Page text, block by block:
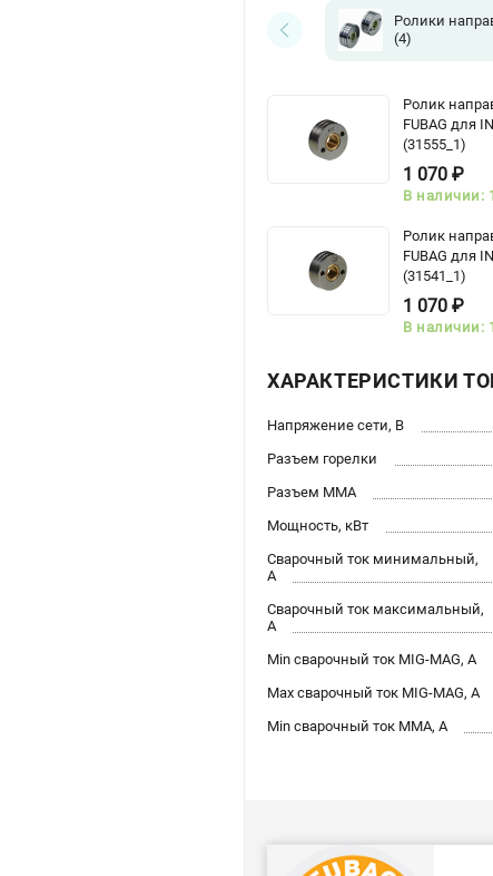
Ролики
(4)
Ролик
FUBAG для
(31555_1)
1 070 ₽
В наличии: 1
Ролик
FUBAG для
(31541_1)
1 070 ₽
В наличии: 1
ХАРАКТЕРИСТИКИ
Напряжение сети, В
Разъем горелки
Разъем ММА
Мощность, кВт
Сварочный ток минимальный,
А
Сварочный ток максимальный,
А
Min сварочный ток MIG-MAG, А
Max сварочный ток MIG-MAG, А
Min сварочный ток ММА, А